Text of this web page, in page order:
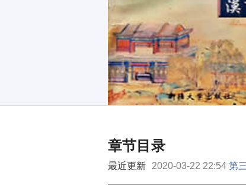
章节目录
最近更新 2020-03-22 22:54 第